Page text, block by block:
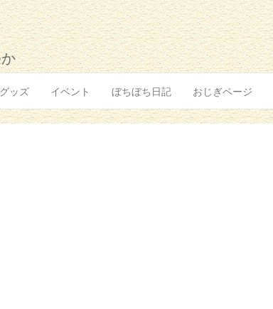
グッズ イベント ぼちぼち日記 おじぎページ